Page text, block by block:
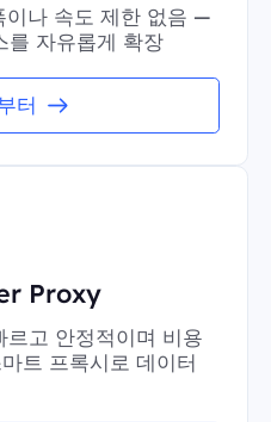
이나 속도 제한 없음 —
자유롭게 확장
터
Proxy
고 안정적이며 비용
트 프록시로 데이터